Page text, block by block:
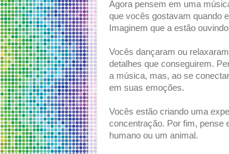
Agora pensem em uma
que vocês gostavam quando
Imaginem que a estão
Vocês dançaram ou
detalhes que conseguirem.
a música, mas, ao se
em suas emoções.
Vocês estão criando uma
concentração. Por fim, pense
humano ou um animal.